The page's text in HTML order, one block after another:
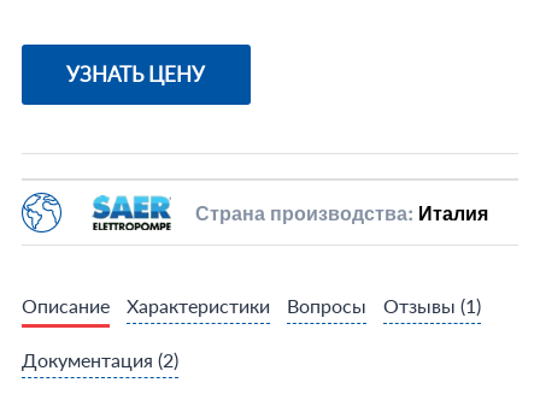
УЗНАТЬ ЦЕНУ
Страна производства: Италия
Описание Характеристики Вопросы Отзывы (1)
Документация (2)